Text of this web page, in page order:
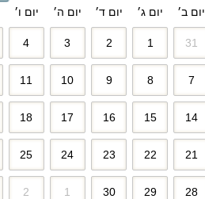
יום ב׳ יום ג׳ יום ד׳ יום ה׳ יום ו׳
31
1
2
3
4
7
8
9
10
11
14
15
16
17
18
21
22
23
24
25
28
29
30
1
2